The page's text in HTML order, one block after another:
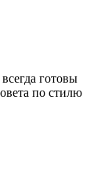
готовы
по стилю